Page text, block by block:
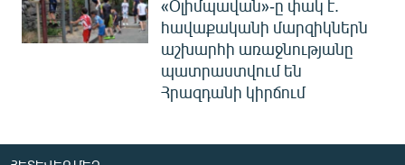
«Օլիմպավան»-ը փակ է.
հավաքականի մարզիկներն
աշխարհի առաջնությանը
պատրաստվում են
Հրազդանի կիրճում